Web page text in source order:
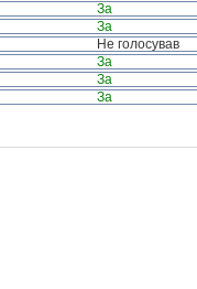
За
За
Не голосував
За
За
За